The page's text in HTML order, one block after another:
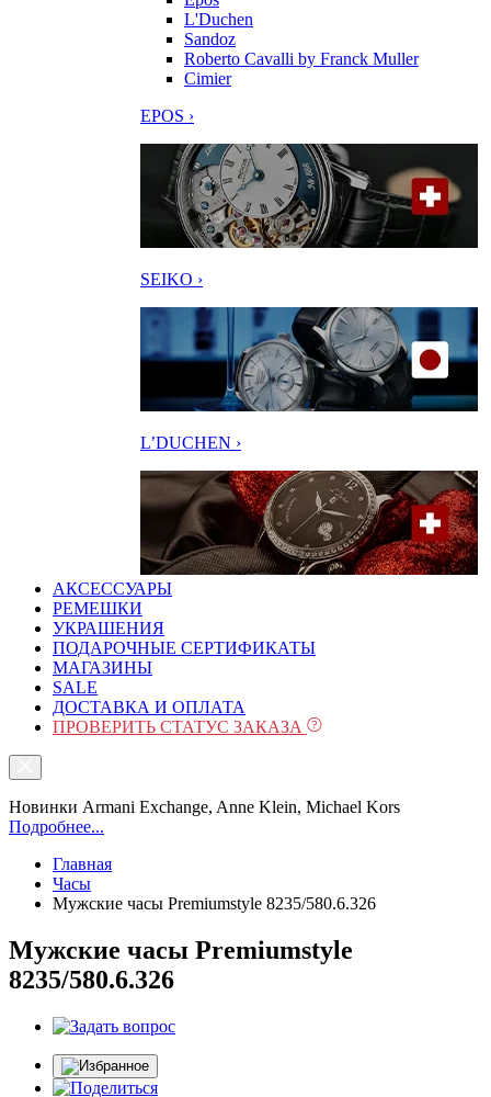
L'Duchen
Sandoz
Roberto Cavalli by Franck Muller
Cimier
EPOS ›
SEIKO ›
L’DUCHEN ›
АКСЕССУАРЫ
РЕМЕШКИ
УКРАШЕНИЯ
ПОДАРОЧНЫЕ СЕРТИФИКАТЫ
МАГАЗИНЫ
SALE
ДОСТАВКА И ОПЛАТА
ПРОВЕРИТЬ СТАТУС ЗАКАЗА
Новинки Armani Exchange, Anne Klein, Michael Kors
Подробнее...
Главная
Часы
Мужские часы Premiumstyle 8235/580.6.326
Мужские часы Premiumstyle
8235/580.6.326